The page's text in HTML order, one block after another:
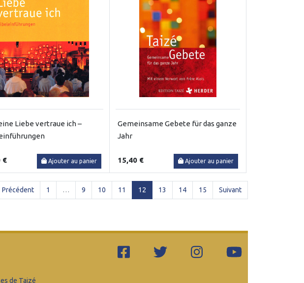
Liebe vertraue ich –
€ Ajouter au panier
Gemeinsame Gebete für das ganze
Jahr
15,40 € Ajouter au panier
Précédent 1 … 9 10 11 12 (current)
13 14 15 Suivant
de Taizé